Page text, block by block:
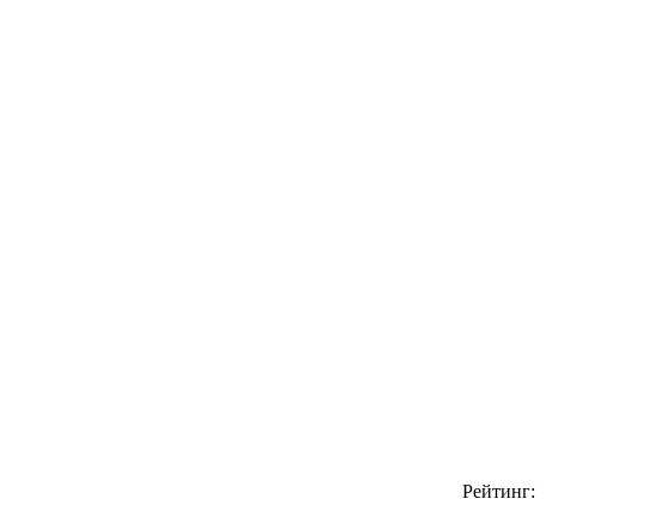
Рейтинг: